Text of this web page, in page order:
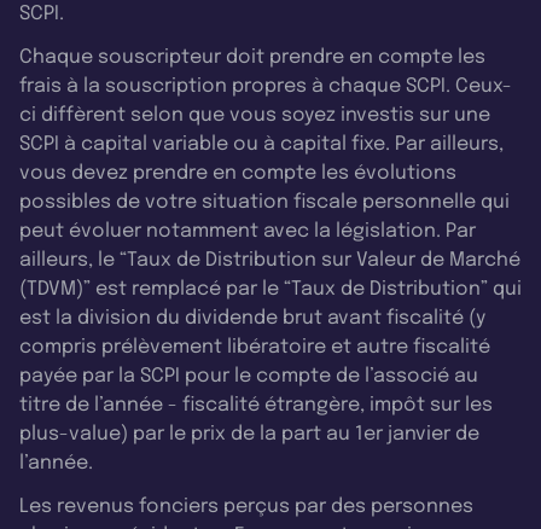
SCPI.
Chaque souscripteur doit prendre en compte les
frais à la souscription propres à chaque SCPI. Ceux-
ci diffèrent selon que vous soyez investis sur une
SCPI à capital variable ou à capital fixe. Par ailleurs,
vous devez prendre en compte les évolutions
possibles de votre situation fiscale personnelle qui
peut évoluer notamment avec la législation. Par
ailleurs, le “Taux de Distribution sur Valeur de Marché
(TDVM)” est remplacé par le “Taux de Distribution” qui
est la division du dividende brut avant fiscalité (y
compris prélèvement libératoire et autre fiscalité
payée par la SCPI pour le compte de l’associé au
titre de l’année - fiscalité étrangère, impôt sur les
plus-value) par le prix de la part au 1er janvier de
l’année.
Les revenus fonciers perçus par des personnes